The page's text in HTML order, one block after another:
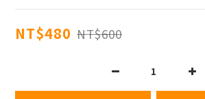
NT$480 NT$600